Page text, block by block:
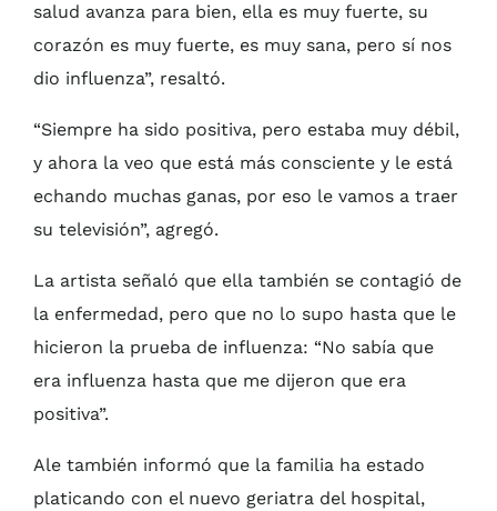
salud avanza para bien, ella es muy fuerte, su
corazón es muy fuerte, es muy sana, pero sí nos
dio influenza”, resaltó.
“Siempre ha sido positiva, pero estaba muy débil,
y ahora la veo que está más consciente y le está
echando muchas ganas, por eso le vamos a traer
su televisión”, agregó.
La artista señaló que ella también se contagió de
la enfermedad, pero que no lo supo hasta que le
hicieron la prueba de influenza: “No sabía que
era influenza hasta que me dijeron que era
positiva”.
Ale también informó que la familia ha estado
platicando con el nuevo geriatra del hospital,